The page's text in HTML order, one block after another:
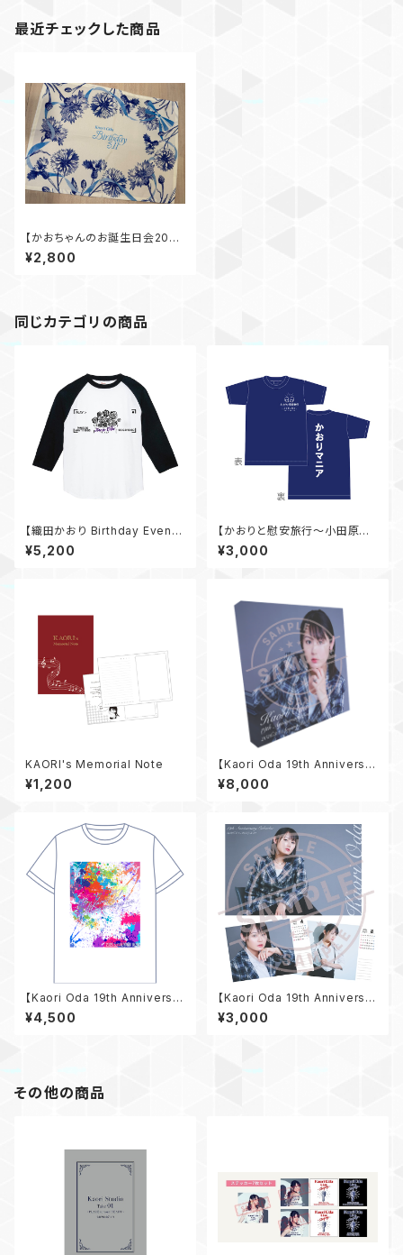
最近チェックした商品
【かおちゃんのお誕生日会202
6】オリジナルランチョンマット
¥2,800
同じカテゴリの商品
【織田かおり Birthday Event
2025 〜I'm back!!〜】 ラグラ
ンTシャツ
¥5,200
【かおりと慰安旅行〜小田原の
休日〜】Tシャツ
¥3,000
KAORI's Memorial Note
¥1,200
【Kaori Oda 19th Anniversar
y Live】サイン付きキャンバスプ
リント
¥8,000
【Kaori Oda 19th Anniversar
y Live】アニバTシャツ
¥4,500
【Kaori Oda 19th Anniversar
y Live】19th Anniversaryカ
レンダー
¥3,000
その他の商品